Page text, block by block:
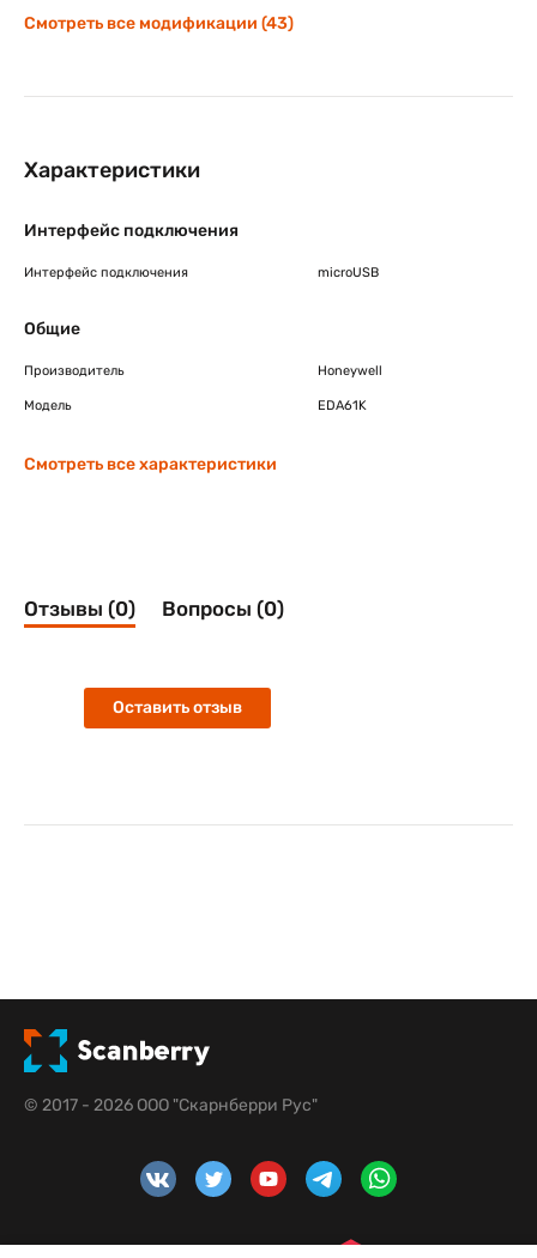
Смотреть все модификации (43)
Характеристики
Интерфейс подключения
Интерфейс подключения microUSB
Общие
Производитель Honeywell
Модель EDA61K
Смотреть все характеристики
Отзывы (0) Вопросы (0)
Оставить отзыв
© 2017 - 2026 ООО "Скарнберри Рус"